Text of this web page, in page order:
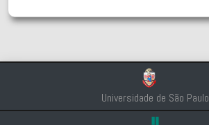
Universidade de São Paulo